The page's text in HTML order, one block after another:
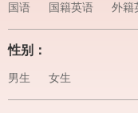
国语 国籍英语 外籍
性别：
男生 女生